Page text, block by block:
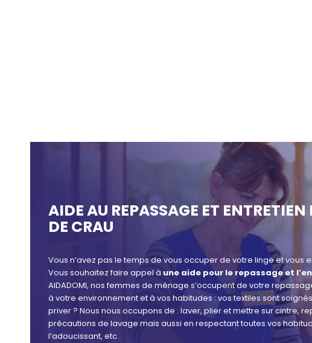
AIDE AU REPASSAGE ET
DE CRAU
Vous n’avez pas le temps de vous occuper de votre linge et vous
Vous souhaitez faire appel à une aide pour le repassage et
AIDADOMI, nos femmes de ménage s’occupent de votre
à votre environnement et à vos habitudes : vos textiles sont
priver ? Nous nous occupons de : laver, plier et mettre sur cintre,
précautions de lavage mais aussi en respectant toutes vos
l’adoucissant, etc.